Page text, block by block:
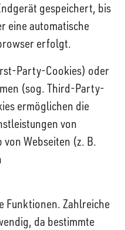
gespeichert, bis
eine automatische
erfolgt.
Party-Cookies) oder
(sog. Third-Party-
ermöglichen die
von
Webseiten (z. B.
Funktionen. Zahlreiche
da bestimmte